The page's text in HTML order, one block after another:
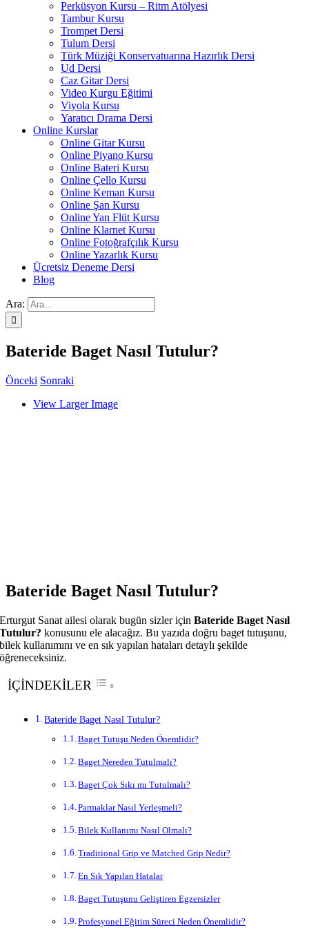
Perküsyon Kursu – Ritm Atölyesi
Tambur Kursu
Trompet Dersi
Tulum Dersi
Türk Müziği Konservatuarına Hazırlık Dersi
Ud Dersi
Caz Gitar Dersi
Video Kurgu Eğitimi
Viyola Kursu
Yaratıcı Drama Dersi
Online Kurslar
Online Gitar Kursu
Online Piyano Kursu
Online Bateri Kursu
Online Çello Kursu
Online Keman Kursu
Online Şan Kursu
Online Yan Flüt Kursu
Online Klarnet Kursu
Online Fotoğrafçılık Kursu
Online Yazarlık Kursu
Ücretsiz Deneme Dersi
Blog
Ara:
Bateride Baget Nasıl Tutulur?
Önceki Sonraki
View Larger Image
Bateride Baget Nasıl Tutulur?
Erturgut Sanat ailesi olarak bugün sizler içinBateride Baget Nasıl
Tutulur? konusunu ele alacağız. Bu yazıda doğru baget tutuşunu,
bilek kullanımını ve en sık yapılan hataları detaylı şekilde
öğreneceksiniz.
İÇİNDEKİLER
Bateride Baget Nasıl Tutulur?
Baget Tutuşu Neden Önemlidir?
Baget Nereden Tutulmalı?
Baget Çok Sıkı mı Tutulmalı?
Parmaklar Nasıl Yerleşmeli?
Bilek Kullanımı Nasıl Olmalı?
Traditional Grip ve Matched Grip Nedir?
En Sık Yapılan Hatalar
Baget Tutuşunu Geliştiren Egzersizler
Profesyonel Eğitim Süreci Neden Önemlidir?